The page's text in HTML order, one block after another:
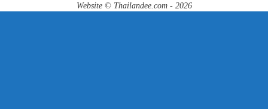
Website © Thailandee.com - 2026